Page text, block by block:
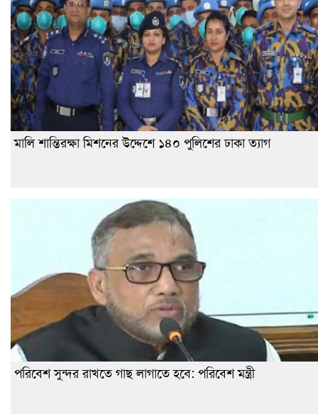
মালি শান্তিরক্ষা মিশনের উদ্দেশে ১৪০ পুলিশের ঢাকা ত্যাগ
পরিবেশ সুন্দর রাখতে গাছ লাগাতে হবে: পরিবেশ মন্ত্রী